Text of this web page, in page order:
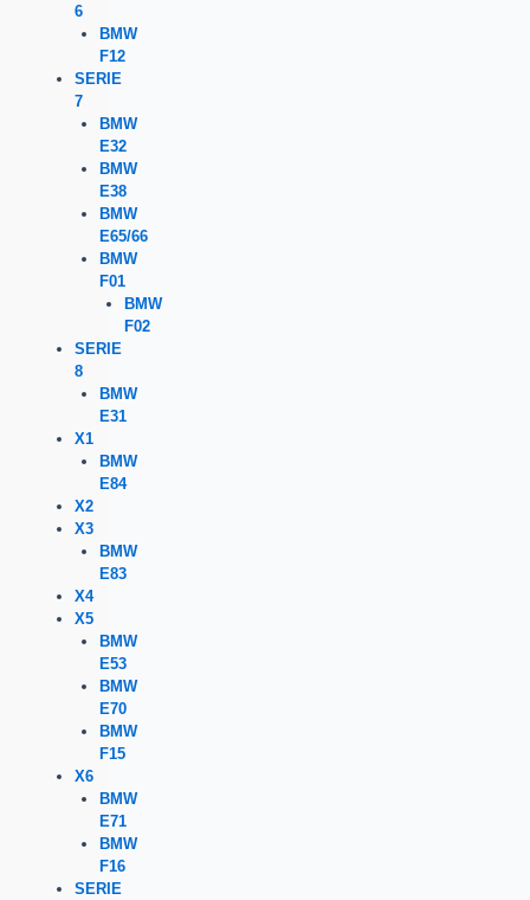
6
BMW
F12
SERIE
7
BMW
E32
BMW
E38
BMW
E65/66
BMW
F01
BMW
F02
SERIE
8
BMW
E31
X1
BMW
E84
X2
X3
BMW
E83
X4
X5
BMW
E53
BMW
E70
BMW
F15
X6
BMW
E71
BMW
F16
SERIE